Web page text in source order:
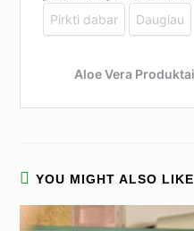
YOU MIGHT ALSO LIKE